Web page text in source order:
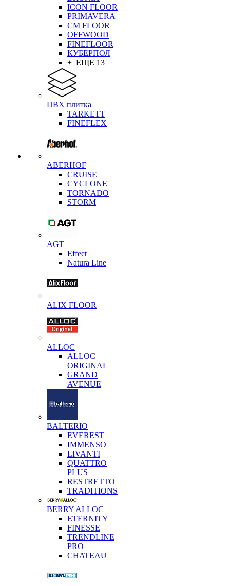
ICON FLOOR
PRIMAVERA
CM FLOOR
OFFWOOD
FINEFLOOR
КУБЕРПОЛ
+ ЕЩЕ 13
ПВХ плитка
TARKETT
FINEFLEX
ABERHOF
CRUISE
CYCLONE
TORNADO
STORM
AGT
Effect
Natura Line
ALIX FLOOR
ALLOC
ALLOC
ORIGINAL
GRAND
AVENUE
BALTERIO
EVEREST
IMMENSO
LIVANTI
QUATTRO
PLUS
RESTRETTO
TRADITIONS
BERRY ALLOC
ETERNITY
FINESSE
TRENDLINE
PRO
CHATEAU